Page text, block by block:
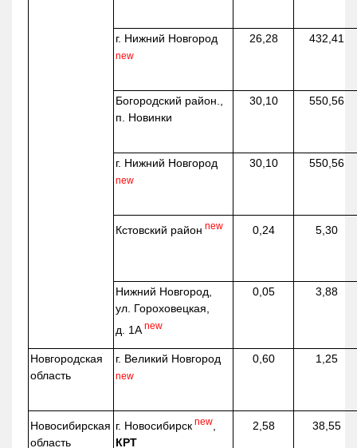
г. Нижний Новгород
new
26,28 432,41
Богородский район.,
п. Новинки
30,10 550,56
г. Нижний Новгород
new
30,10 550,56
Кстовский район new 0,24 5,30
Нижний Новгород,
ул. Гороховецкая,
д. 1А new
0,05 3,88
Новгородская
область
г. Великий Новгород
new
0,60 1,25
Новосибирская
область
г. Новосибирск new
КРТ
2,58 38,55